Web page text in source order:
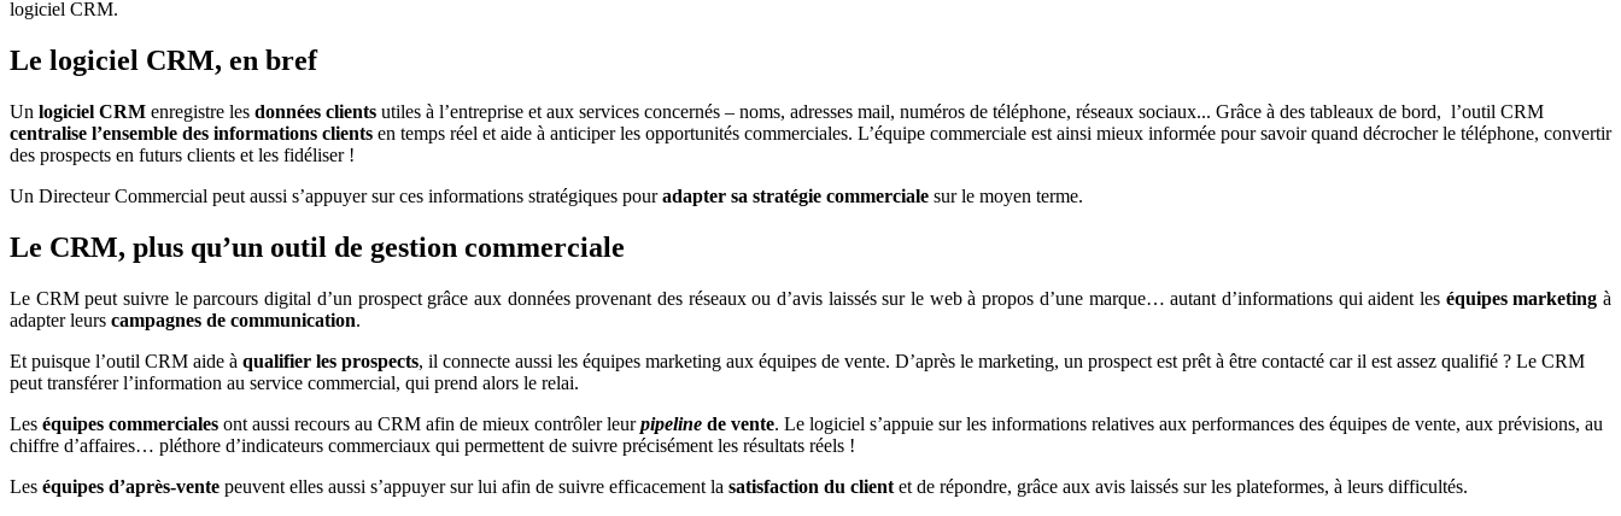
logiciel CRM.
Le logiciel CRM, en bref
Un logiciel CRM enregistre les données clients utiles à l’entreprise et aux services concernés – noms, adresses mail, numéros de téléphone, réseaux sociaux... Grâce à des tableaux de bord, l’outil CRM
centralise l’ensemble des informations clients en temps réel et aide à anticiper les opportunités commerciales. L’équipe commerciale est ainsi mieux informée pour savoir quand décrocher le téléphone, convertir
des prospects en futurs clients et les fidéliser !
Un Directeur Commercial peut aussi s’appuyer sur ces informations stratégiques pouradapter sa stratégie commerciale sur le moyen terme.
Le CRM, plus qu’un outil de gestion commerciale
Le CRM peut suivre le parcours digital d’un prospect grâce aux données provenant des réseaux ou d’avis laissés sur le web à propos d’une marque… autant d’informations qui aident les équipes marketing à
adapter leurs campagnes de communication.
Et puisque l’outil CRM aide à qualifier les prospects, il connecte aussi les équipes marketing aux équipes de vente. D’après le marketing, un prospect est prêt à être contacté car il est assez qualifié ? Le CRM
peut transférer l’information au service commercial, qui prend alors le relai.
Les équipes commerciales ont aussi recours au CRM afin de mieux contrôler leurpipeline de vente. Le logiciel s’appuie sur les informations relatives aux performances des équipes de vente, aux prévisions, au
chiffre d’affaires… pléthore d’indicateurs commerciaux qui permettent de suivre précisément les résultats réels !
Les équipes d’après-vente peuvent elles aussi s’appuyer sur lui afin de suivre efficacement la satisfaction du client et de répondre, grâce aux avis laissés sur les plateformes, à leurs difficultés.